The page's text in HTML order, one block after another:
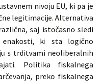
nivoju EU, ki pa je
legitimacije. Alternativa
saj istočasno sledi
enakosti, ki sta logično
s trditvami neoliberalnih
Politika fiskalnega
preko fiskalnega